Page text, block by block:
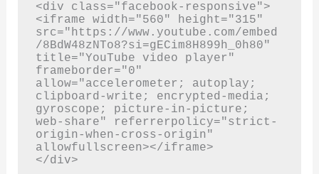
<div class="facebook-responsive">
<iframe width="560" height="315"
src="https://www.youtube.com/embed
/8BdW48zNTo8?si=gECim8H899h_0h80"
title="YouTube video player"
frameborder="0"
allow="accelerometer; autoplay;
clipboard-write; encrypted-media;
gyroscope; picture-in-picture;
web-share" referrerpolicy="strict-
origin-when-cross-origin"
allowfullscreen></iframe>
</div>